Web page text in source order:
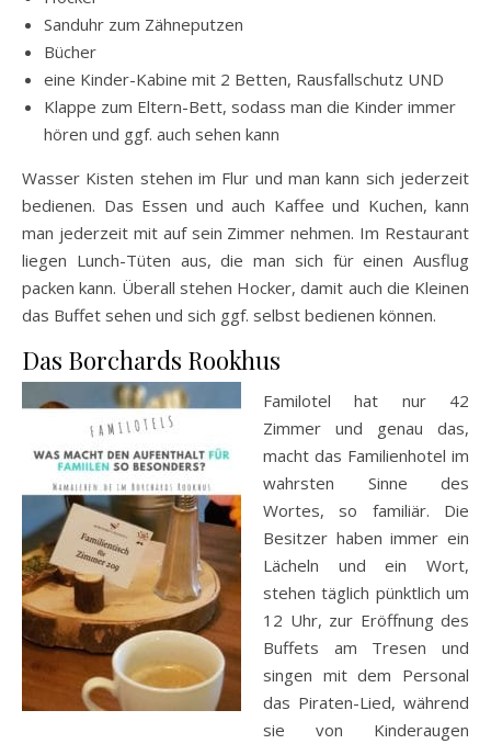
Sanduhr zum Zähneputzen
Bücher
eine Kinder-Kabine mit 2 Betten, Rausfallschutz UND
Klappe zum Eltern-Bett, sodass man die Kinder immer
hören und ggf. auch sehen kann
Wasser Kisten stehen im Flur und man kann sich jederzeit
bedienen. Das Essen und auch Kaffee und Kuchen, kann
man jederzeit mit auf sein Zimmer nehmen. Im Restaurant
liegen Lunch-Tüten aus, die man sich für einen Ausflug
packen kann. Überall stehen Hocker, damit auch die Kleinen
das Buffet sehen und sich ggf. selbst bedienen können.
Das Borchards Rookhus
Familotel hat nur 42
Zimmer und genau das,
macht das Familienhotel im
wahrsten Sinne des
Wortes, so familiär. Die
Besitzer haben immer ein
Lächeln und ein Wort,
stehen täglich pünktlich um
12 Uhr, zur Eröffnung des
Buffets am Tresen und
singen mit dem Personal
das Piraten-Lied, während
sie von Kinderaugen